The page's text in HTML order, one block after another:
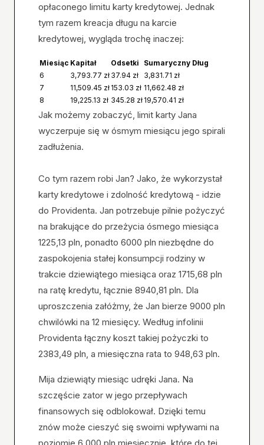
opłaconego limitu karty kredytowej. Jednak
tym razem kreacja długu na karcie
kredytowej, wygląda trochę inaczej:
Miesiąc Kapitał Odsetki
Sumaryczny Dług
6
3,793.77 zł 37.94 zł
3,831.71 zł
7
11,509.45 zł 153.03 zł 11,662.48 zł
8
19,225.13 zł 345.28 zł 19,570.41 zł
Jak możemy zobaczyć, limit karty Jana
wyczerpuje się w ósmym miesiącu jego spirali
zadłużenia.
Co tym razem robi Jan? Jako, że wykorzystał
karty kredytowe i zdolność kredytową - idzie
do Providenta. Jan potrzebuje pilnie pożyczyć
na brakujące do przeżycia ósmego miesiąca
1225,13 pln, ponadto 6000 pln niezbędne do
zaspokojenia stałej konsumpcji rodziny w
trakcie dziewiątego miesiąca oraz 1715,68 pln
na ratę kredytu, łącznie 8940,81 pln. Dla
uproszczenia załóżmy, że Jan bierze 9000 pln
chwilówki na 12 miesięcy. Według infolinii
Providenta łączny koszt takiej pożyczki to
2383,49 pln, a miesięczna rata to 948,63 pln.
Mija dziewiąty miesiąc udręki Jana. Na
szczęście zator w jego przepływach
finansowych się odblokował. Dzięki temu
znów może cieszyć się swoimi wpływami na